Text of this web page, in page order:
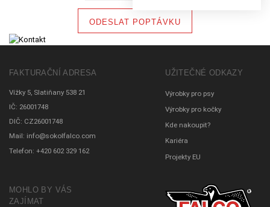
ODESLAT POPTÁVKU
FAKTURAČNÍ ADRESA
Vížky 5, Slatiňany 538 21
IČ: 26001748
DIČ: CZ26001748
Mail: info@sokolfalco.com
Telefon: +420 602 329 162
UŽITEČNÉ ODKAZY
Výrobky pro psy
Výrobky pro kočky
Kde nakoupit?
Kariéra
Projekty EU
MOHLO BY VÁS
ZAJÍMAT